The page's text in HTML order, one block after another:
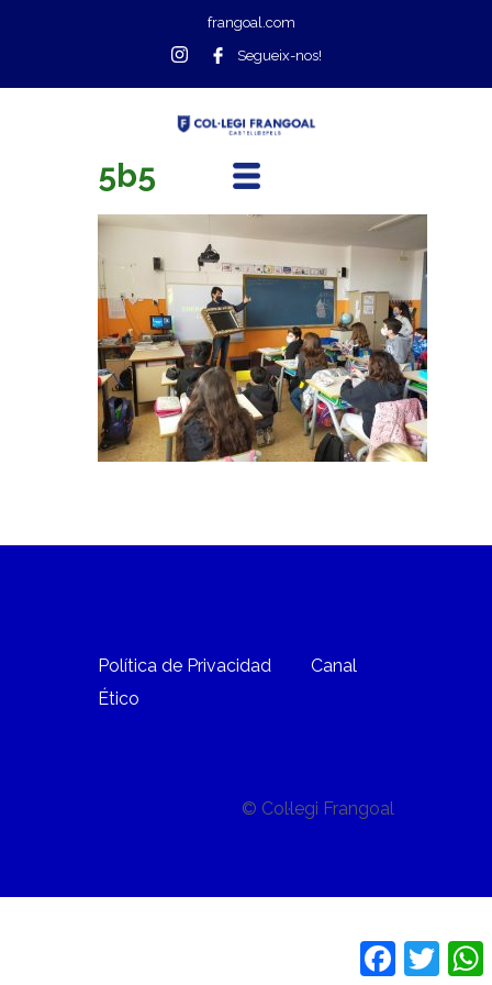
frangoal.com
Segueix-nos!
5b5
Política de Privacidad
Canal
Ético
© Col·legi Frangoal
Facebook